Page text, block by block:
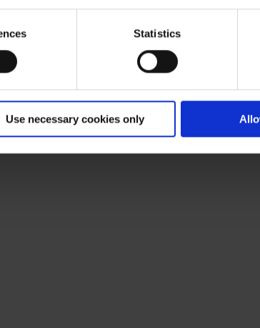
Statistics
Use necessary cookies only